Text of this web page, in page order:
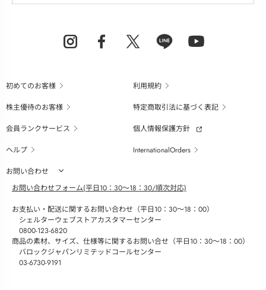
初めてのお客様
利用規約
株主優待のお客様
特定商取引法に基づく表記
会員ランクサービス
個人情報保護方針
ヘルプ
InternationalOrders
お問い合わせ
お問い合わせフォーム(平日10：30～18：30/順次対応)
お支払い・配送に関するお問い合わせ（平日10：30～18：00）
シェルターウェブストアカスタマーセンター
0800-123-6820
商品の素材、サイズ、仕様等に関するお問い合せ（平日10：30～18：00）
バロックジャパンリミテッドコールセンター
03-6730-9191